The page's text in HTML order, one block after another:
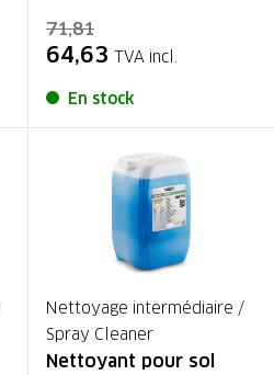
71,81
64,63 TVA incl.
En stock
Nettoyage intermédiaire /
Spray Cleaner
Nettoyant pour sol